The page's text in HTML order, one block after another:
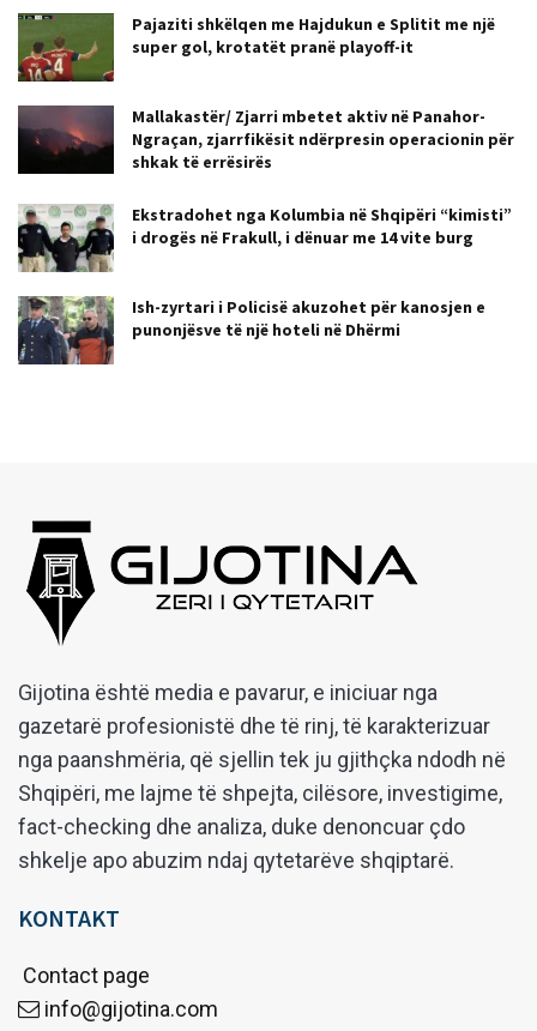
Pajaziti shkëlqen me Hajdukun e Splitit me një
super gol, krotatët pranë playoff-it
Mallakastër/ Zjarri mbetet aktiv në Panahor-
Ngraçan, zjarrfikësit ndërpresin operacionin për
shkak të errësirës
Ekstradohet nga Kolumbia në Shqipëri “kimisti”
i drogës në Frakull, i dënuar me 14 vite burg
Ish-zyrtari i Policisë akuzohet për kanosjen e
punonjësve të një hoteli në Dhërmi
Gijotina është media e pavarur, e iniciuar nga
gazetarë profesionistë dhe të rinj, të karakterizuar
nga paanshmëria, që sjellin tek ju gjithçka ndodh në
Shqipëri, me lajme të shpejta, cilësore, investigime,
fact-checking dhe analiza, duke denoncuar çdo
shkelje apo abuzim ndaj qytetarëve shqiptarë.
KONTAKT
Contact page
info@gijotina.com